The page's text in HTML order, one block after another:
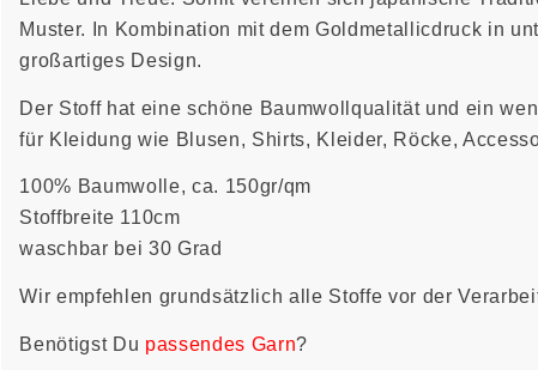
Muster. In Kombination mit dem Goldmetallicdruck in
großartiges Design.
Der Stoff hat eine schöne Baumwollqualität und ein
für Kleidung wie Blusen, Shirts, Kleider, Röcke,
100% Baumwolle, ca. 150gr/qm
Stoffbreite 110cm
waschbar bei 30 Grad
Wir empfehlen grundsätzlich alle Stoffe vor der
Benötigst Du passendes Garn?